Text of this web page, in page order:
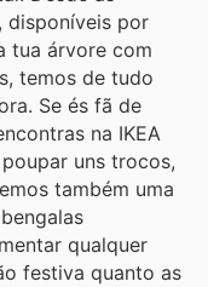
, disponíveis por
tua árvore com
temos de tudo
Se és fã de
na IKEA
uns trocos,
também uma
qualquer
festiva quanto as